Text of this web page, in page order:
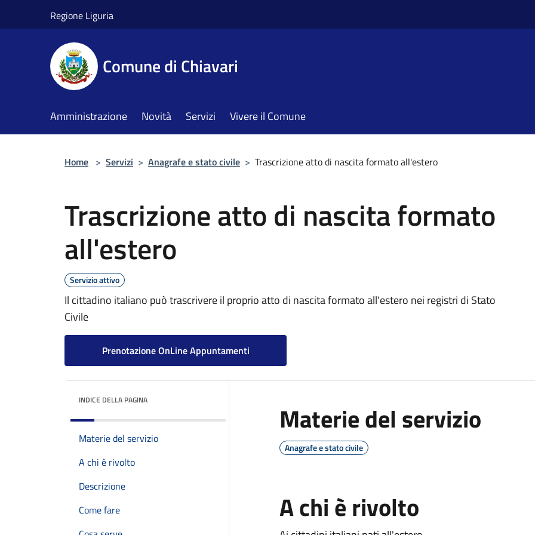
Regione Liguria
Comune di Chiavari
Amministrazione Novità Servizi Vivere il Comune
Home > Servizi > Anagrafe e stato civile > Trascrizione atto di nascita formato all'estero
Trascrizione atto di nascita formato
all'estero
Servizio attivo
Il cittadino italiano può trascrivere il proprio atto di nascita formato all'estero nei registri di Stato
Civile
Prenotazione OnLine Appuntamenti
INDICE DELLA PAGINA
Materie del servizio
A chi è rivolto
Descrizione
Come fare
Materie del servizio
Anagrafe e stato civile
A chi è rivolto